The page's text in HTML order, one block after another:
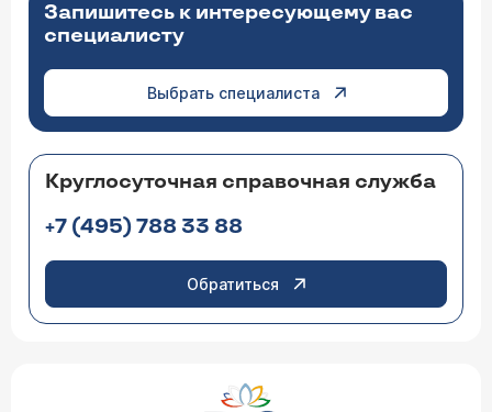
Запишитесь к интересующему вас
специалисту
Выбрать специалиста
Круглосуточная справочная служба
+7 (495) 788 33 88
Обратиться